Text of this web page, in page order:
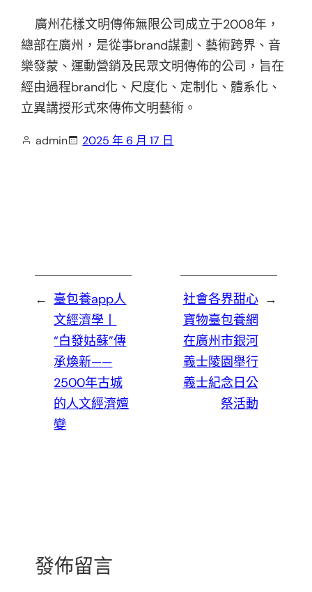
廣州花樣文明傳佈無限公司成立于2008年，
總部在廣州，是從事brand謀劃、藝術跨界、音
樂發蒙、運動營銷及民眾文明傳佈的公司，旨在
經由過程brand化、尺度化、定制化、體系化、
立異講授形式來傳佈文明藝術。
admin 2025 年 6 月 17 日
← 臺包養app人
文經濟學丨
“白發姑蘇”傳
承煥新——
2500年古城
的人文經濟嬗
變
→
社會各界甜心
寶物臺包養網
在廣州市銀河
義士陵園舉行
義士紀念日公
祭活動
發佈留言